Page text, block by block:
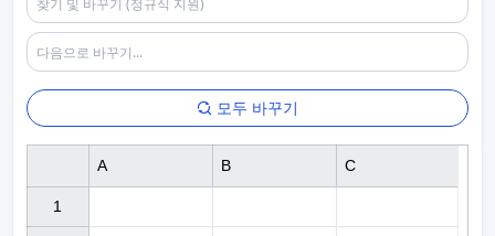
모두 바꾸기
1
A B C